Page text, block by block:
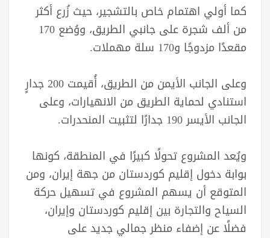
كما أولي اهتمام خاص بالتشجير، حيث زُرع أكثر
من ألف شجرة على جانبي الطريق، ووُضع 170
مقعدًا مزدوجًا و170 سلة مهملات.
وعلى الجانب الأيمن من الطريق، أُقيمت 200 جدارٍ
استنادي لحماية الطريق من الانهيارات، وعلى
الجانب الأيسر 190 جدارًا لتثبيت المنحدرات.
ويُعد المشروع تحولًا كبيرًا في المنطقة، كونها
بوابة دخول إقليم كوردستان من جهة إيران، ومن
المتوقع أن يسهم المشروع في تسهيل حركة
السياح والتجارة بين إقليم كوردستان وإيران،
فضلًا عن إضفاء منظر جمالي جديد على